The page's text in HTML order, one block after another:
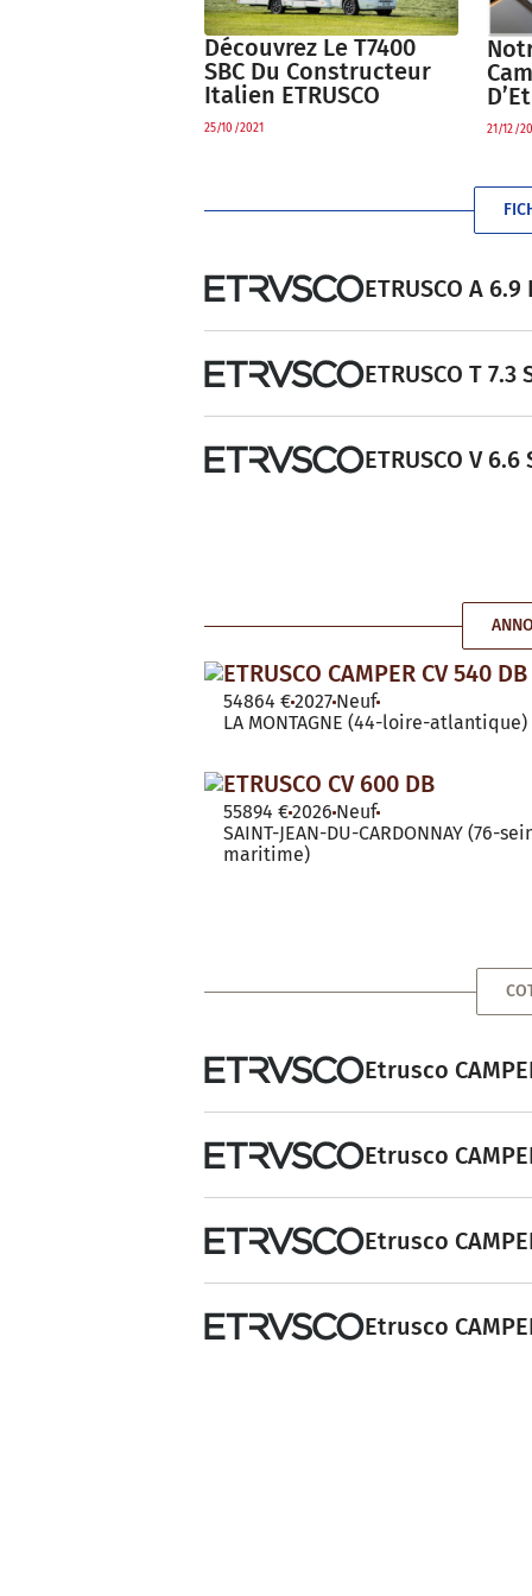
Découvrez Le T7400
SBC Du Constructeur
Italien ETRUSCO
25/10/2021 21/12/
ETRUSCO A
ETRUSCO T
ETRUSCO V
ETRUSCO CAMPER CV 540 DB
54864 €2027 Neuf
LA MONTAGNE (44-loire-atlantique)
ETRUSCO CV 600 DB
55894 €2026 Neuf
SAINT-JEAN-DU-CARDONNAY (76-
maritime)
Etrusco
Etrusco
Etrusco
Etrusco